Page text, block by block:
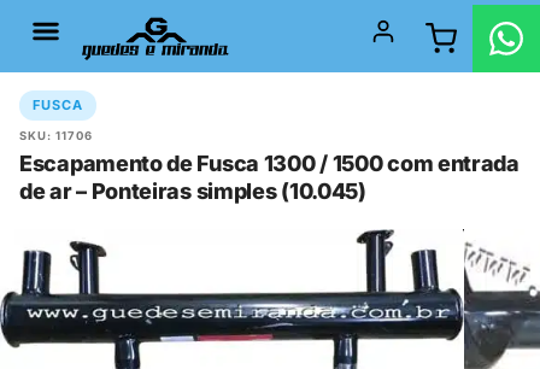
FUSCA
SKU: 11706
Escapamento de Fusca 1300 / 1500 com entrada
de ar – Ponteiras simples (10.045)